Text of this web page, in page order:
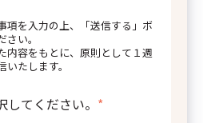
項を入力の上、「送信する」ボ
い。
内容をもとに、原則として１週
たします。
てください。 *